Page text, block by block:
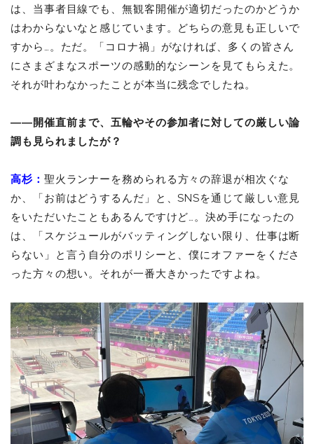
は、当事者目線でも、無観客開催が適切だったのかどうか
はわからないなと感じています。どちらの意見も正しいで
すから…。ただ。「コロナ禍」がなければ、多くの皆さん
にさまざまなスポーツの感動的なシーンを見てもらえた。
それが叶わなかったことが本当に残念でしたね。
――開催直前まで、五輪やその参加者に対しての厳しい論
調も見られましたが？
高杉： 聖火ランナーを務められる方々の辞退が相次ぐな
か、「お前はどうするんだ」と、SNSを通じて厳しい意見
をいただいたこともあるんですけど…。決め手になったの
は、「スケジュールがバッティングしない限り、仕事は断
らない」と言う自分のポリシーと、僕にオファーをくださ
った方々の想い。それが一番大きかったですよね。